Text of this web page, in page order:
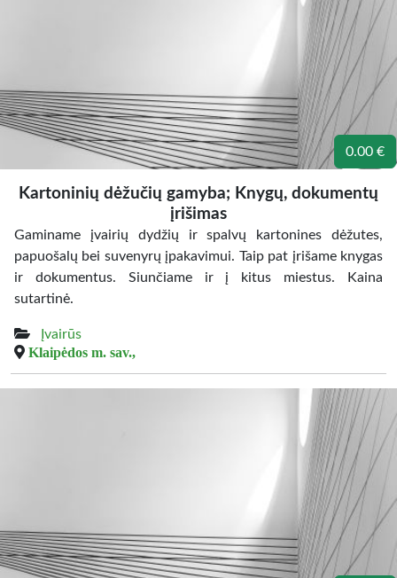
0.00 €
Kartoninių dėžučių gamyba; Knygų, dokumentų
įrišimas
Gaminame įvairių dydžių ir spalvų kartonines dėžutes,
papuošalų bei suvenyrų įpakavimui. Taip pat įrišame knygas
ir dokumentus. Siunčiame ir į kitus miestus. Kaina
sutartinė.
Įvairūs
Klaipėdos m. sav.,